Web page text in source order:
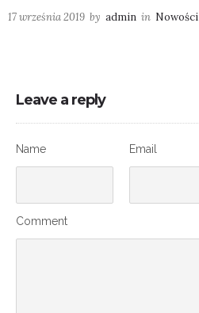
17 września 2019 by admin in Nowości
Leave a reply
Name Email
Comment